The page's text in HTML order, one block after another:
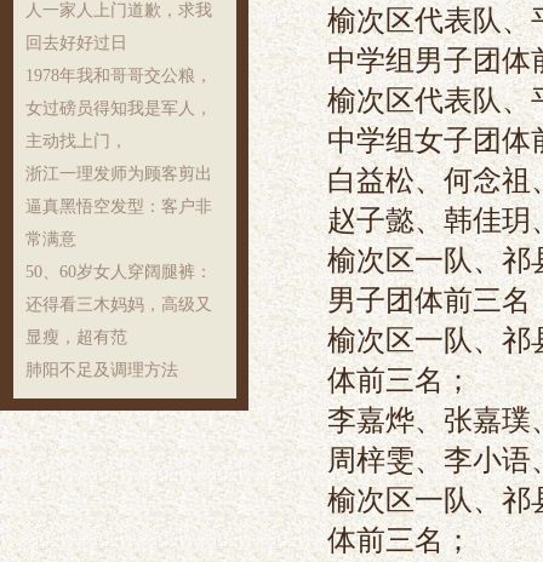
人一家人上门道歉，求我
回去好好过日
1978年我和哥哥交公粮，
女过磅员得知我是军人，
主动找上门，
浙江一理发师为顾客剪出
逼真黑悟空发型：客户非
常满意
50、60岁女人穿阔腿裤：
还得看三木妈妈，高级又
显瘦，超有范
肺阳不足及调理方法
榆次区代表队、
中学组男子团体
榆次区代表队、
中学组女子团体
白益松、何念祖
赵子懿、韩佳玥
榆次区一队、祁
男子团体前三名
榆次区一队、祁
体前三名；
李嘉烨、张嘉璞
周梓雯、李小
榆次区一队、祁
体前三名；